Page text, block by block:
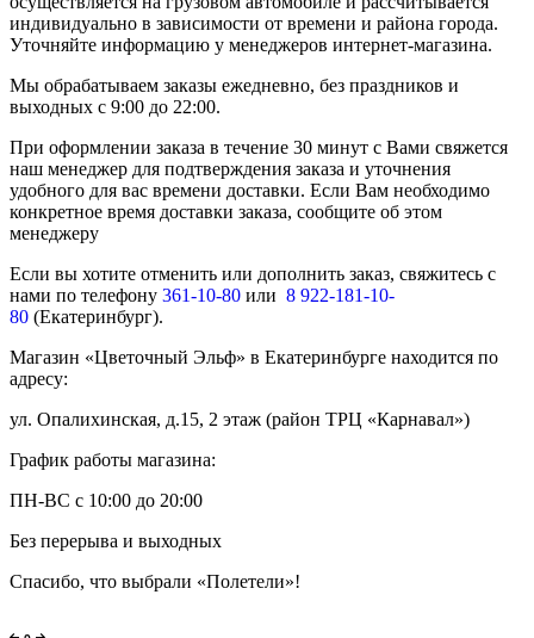
индивидуально в зависимости от времени и района города.
Уточняйте информацию у менеджеров интернет-магазина.
Мы обрабатываем заказы ежедневно, без праздников и
выходных с 9:00 до 22:00.
При оформлении заказа в течение 30 минут с Вами свяжется
наш менеджер для подтверждения заказа и уточнения
удобного для вас времени доставки. Если Вам необходимо
конкретное время доставки заказа, сообщите об этом
менеджеру
Если вы хотите отменить или дополнить заказ, свяжитесь с
нами по телефону 361-10-80 или 8 922-181-10-
80 (Екатеринбург).
Магазин «Цветочный Эльф» в Екатеринбурге находится по
адресу:
ул. Опалихинская, д.15, 2 этаж (район ТРЦ «Карнавал»)
График работы магазина:
ПН-ВС с 10:00 до 20:00
Без перерыва и выходных
Спасибо, что выбрали «Полетели»!